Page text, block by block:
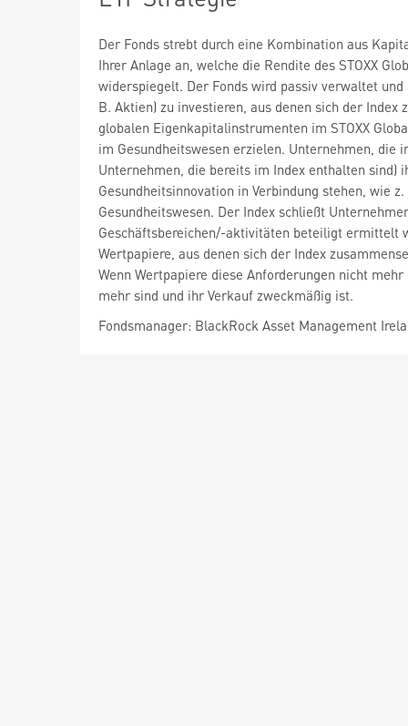
Der Fonds strebt durch eine Kombination aus
Ihrer Anlage an, welche die Rendite des STOXX
widerspiegelt. Der Fonds wird passiv verwaltet
B. Aktien) zu investieren, aus denen sich der
globalen Eigenkapitalinstrumenten im STOXX
im Gesundheitswesen erzielen. Unternehmen, die
Unternehmen, die bereits im Index enthalten sind)
Gesundheitsinnovation in Verbindung stehen, wie
Gesundheitswesen. Der Index schließt
Geschäftsbereichen/-aktivitäten beteiligt ermittelt
Wertpapiere, aus denen sich der Index
Wenn Wertpapiere diese Anforderungen nicht
mehr sind und ihr Verkauf zweckmäßig ist.
Fondsmanager: BlackRock Asset Management